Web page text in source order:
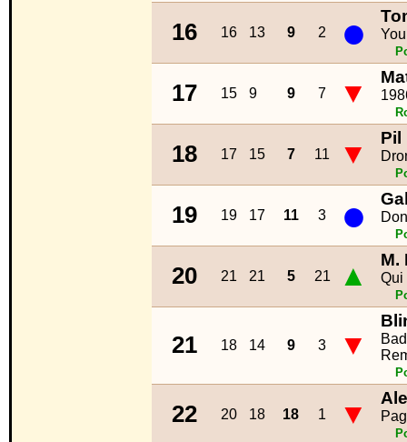
16 16 13 9 2 ●
17 15 9 9 7 ▼
18 17 15 7 11 ▼ Pil
19 19 17 11 3 ●
20 21 21 5 21 ▲ M.
Qui
21 18 14 9 3 ▼
22 20 18 18 1 ▼